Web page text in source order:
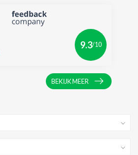
9.3/10
BEKIJK MEER